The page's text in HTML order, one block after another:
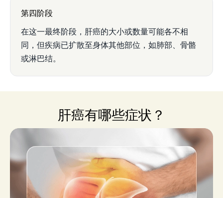
第四阶段
在这一最终阶段，肝癌的大小或数量可能各不相
同，但疾病已扩散至身体其他部位，如肺部、骨骼
或淋巴结。
肝癌有哪些症状？